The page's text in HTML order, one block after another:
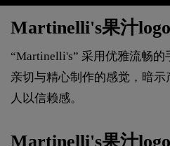
Martinelli's果汁
“Martinelli's” 采用优雅流畅的
亲切与精心制作的感觉，暗
人以信赖感。
Martinelli's果汁logo